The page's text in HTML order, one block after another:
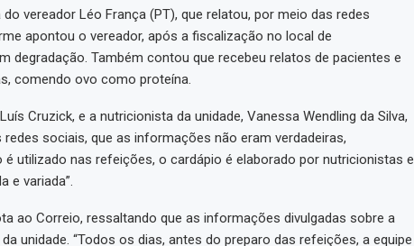
vereador Léo França (PT), que relatou, por meio das redes
apontou o vereador, após a fiscalização no local de
degradação. Também contou que recebeu relatos de pacientes e
comendo ovo como proteína.
Cruzick, e a nutricionista da unidade, Vanessa Wendling da Silva,
sociais, que as informações não eram verdadeiras,
utilizado nas refeições, o cardápio é elaborado por nutricionistas e
e variada”.
ao Correio, ressaltando que as informações divulgadas sobre a
unidade. “Todos os dias, antes do preparo das refeições, a equipe